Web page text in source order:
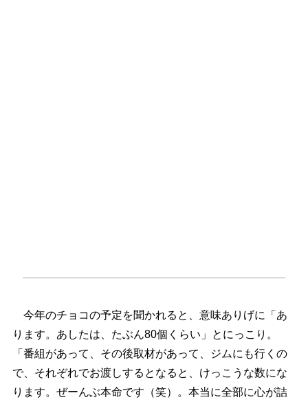
今年のチョコの予定を聞かれると、意味ありげに「あ
ります。あしたは、たぶん80個くらい」とにっこり。
「番組があって、その後取材があって、ジムにも行くの
で、それぞれでお渡しするとなると、けっこうな数にな
ります。ぜーんぶ本命です（笑）。本当に全部に心が詰